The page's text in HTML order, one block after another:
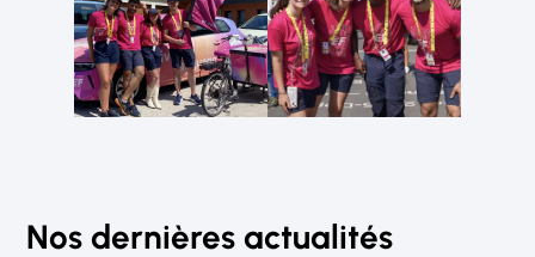
Nos dernières actualités